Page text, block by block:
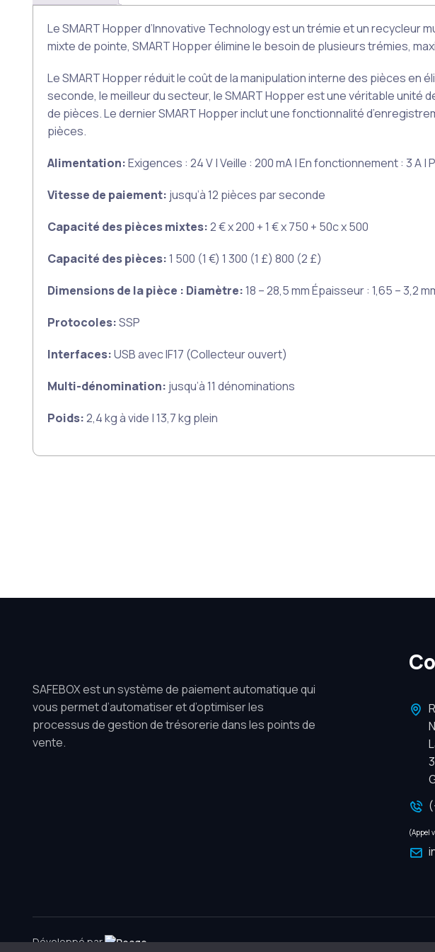
Le SMART Hopper d’Innovative Technology est un trémie et un recycleur
mixte de pointe, SMART Hopper élimine le besoin de plusieurs trémies,
Le SMART Hopper réduit le coût de la manipulation interne des pièces en
seconde, le meilleur du secteur, le SMART Hopper est une véritable
de pièces. Le dernier SMART Hopper inclut une fonctionnalité
pièces.
Alimentation:Exigences : 24 V | Veille : 200 mA | En fonctionnement : 3 A |
Vitesse de paiement: jusqu’à 12 pièces par seconde
Capacité des pièces mixtes:2 € x 200 + 1 € x 750 + 50c x 500
Capacité des pièces:1 500 (1 €) 1 300 (1 £) 800 (2 £)
Dimensions de la pièce : Diamètre:18 – 28,5 mm Épaisseur : 1,65 – 3,2
Protocoles:SSP
Interfaces:USB avec IF17 (Collecteur ouvert)
Multi-dénomination: jusqu’à 11 dénominations
Poids:2,4 kg à vide | 13,7 kg plein
SAFEBOX est un système de paiement automatique qui
vous permet d’automatiser et d’optimiser les
processus de gestion de trésorerie dans les points de
vente.
(Appel
Développé par